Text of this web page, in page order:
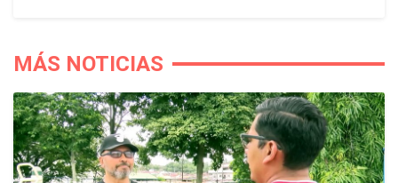
MÁS NOTICIAS